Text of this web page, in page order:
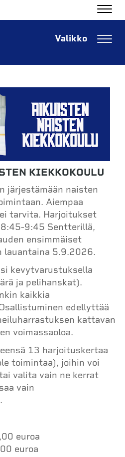
KIEKKOKOULU
järjestämään naisten
Aiempaa
tarvita. Harjoitukset
9:45 Sentterillä,
ensimmäiset
lauantaina 5.9.2026.
kevytvarustuksella
ja pelihanskat).
kaikkia
edellyttää
kattavan
voimassaoloa.
13 harjoituskertaa
toimintaa), joihin voi
valita vain ne kerrat
vain
euroa
euroa